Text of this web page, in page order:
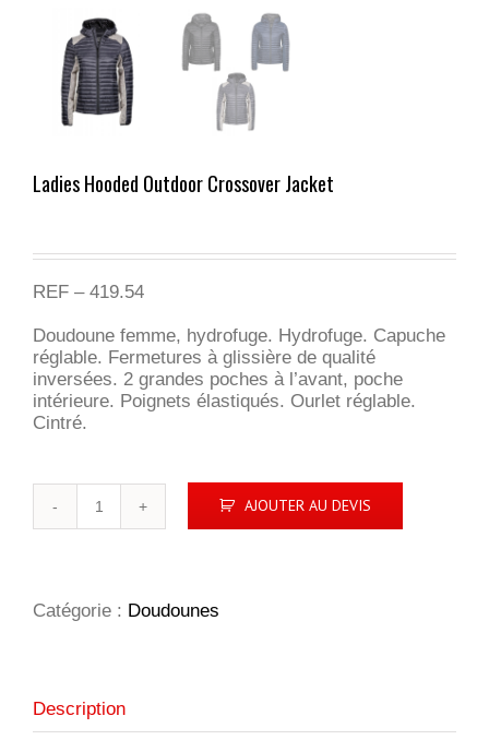
Ladies Hooded Outdoor Crossover Jacket
REF – 419.54
Doudoune femme, hydrofuge. Hydrofuge. Capuche
réglable. Fermetures à glissière de qualité
inversées. 2 grandes poches à l’avant, poche
intérieure. Poignets élastiqués. Ourlet réglable.
Cintré.
Crossover
Jacket
AJOUTER AU DEVIS
Catégorie : Doudounes
Description